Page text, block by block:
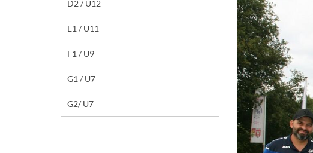
D2 / U12
E1 / U11
F1 / U9
G1 / U7
G2/ U7